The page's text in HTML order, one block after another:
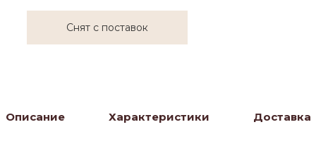
Снят с поставок
Описание Характеристики Доставка